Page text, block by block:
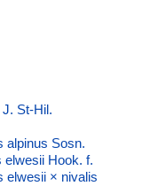
St-Hil.
alpinus Sosn.
elwesii Hook. f.
elwesii × nivalis